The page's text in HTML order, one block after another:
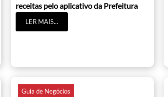
receitas pelo aplicativo da Prefeitura
LER MAIS...
Guia de Negócios